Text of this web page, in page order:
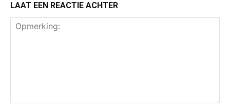
LAAT EEN REACTIE ACHTER